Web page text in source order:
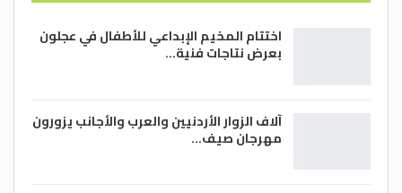
اختتام المخيم الإبداعي للأطفال في عجلون
بعرض نتاجات فنية…
آلاف الزوار الأردنيين والعرب والأجانب يزورون
مهرجان صيف…